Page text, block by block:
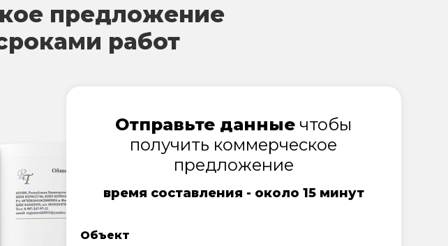
предложение
работ
Отправьте данные чтобы
получить коммерческое
предложение
время составления - около 15 минут
Объект